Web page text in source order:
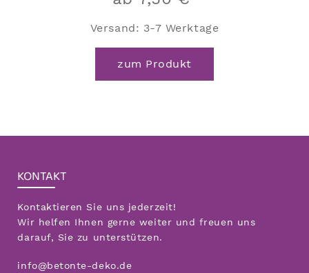
Versand: 3-7 Werktage
zum Produkt
Dieses
KONTAKT
Kontaktieren Sie uns jederzeit!
Wir helfen Ihnen gerne weiter und freuen uns
darauf, Sie zu unterstützen.
info@betonte-deko.de